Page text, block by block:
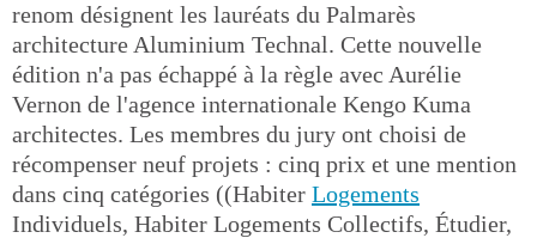
renom désignent les lauréats du Palmarès
architecture Aluminium Technal. Cette nouvelle
édition n'a pas échappé à la règle avec Aurélie
Vernon de l'agence internationale Kengo Kuma
architectes. Les membres du jury ont choisi de
récompenser neuf projets : cinq prix et une mention
dans cinq catégories ((Habiter Logements
Individuels, Habiter Logements Collectifs, Étudier,